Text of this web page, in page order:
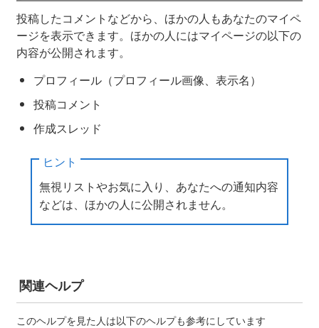
投稿したコメントなどから、ほかの人もあなたのマイペ
ージを表示できます。ほかの人にはマイページの以下の
内容が公開されます。
プロフィール（プロフィール画像、表示名）
投稿コメント
作成スレッド
ヒント
無視リストやお気に入り、あなたへの通知内容
などは、ほかの人に公開されません。
関連ヘルプ
このヘルプを見た人は以下のヘルプも参考にしています